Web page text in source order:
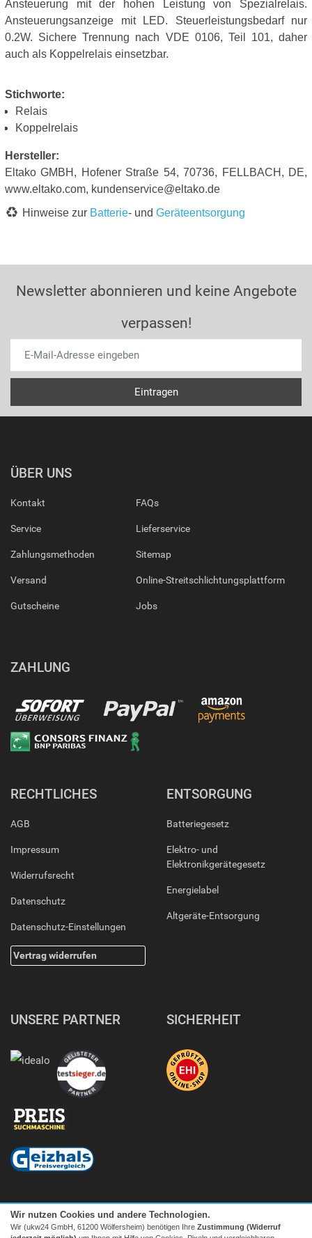
Ansteuerung mit der hohen Leistung von Spezialrelais.
Ansteuerungsanzeige mit LED. Steuerleistungsbedarf nur
0.2W. Sichere Trennung nach VDE 0106, Teil 101, daher
auch als Koppelrelais einsetzbar.
Stichworte:
Relais
Koppelrelais
Hersteller:
Eltako GMBH, Hofener Straße 54, 70736, FELLBACH, DE,
www.eltako.com, kundenservice@eltako.de
Hinweise zur Batterie- und Geräteentsorgung
Newsletter abonnieren und keine Angebote
verpassen!
ÜBER UNS
Kontakt
Service
Zahlungsmethoden
Versand
Gutscheine
FAQs
Lieferservice
Sitemap
Online-Streitschlichtungsplattform
Jobs
ZAHLUNG
RECHTLICHES
AGB
Impressum
Widerrufsrecht
Datenschutz
Datenschutz-Einstellungen
Vertrag widerrufen
ENTSORGUNG
Batteriegesetz
Elektro- und
Elektronikgerätegesetz
Energielabel
Altgeräte-Entsorgung
UNSERE PARTNER SICHERHEIT
Wir nutzen Cookies und andere Technologien.
Wir (ukw24 GmbH, 61200 Wölfersheim) benötigen Ihre Zustimmung (Widerruf